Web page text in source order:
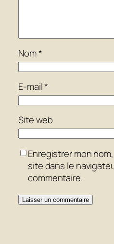
Nom*
E-mail*
Site web
Enregistrer mon
site dans le
commentaire.